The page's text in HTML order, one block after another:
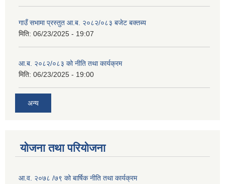
गाउँ सभामा प्रस्तुत आ.ब. २०८२/०८३ बजेट बक्तब्य
मिति: 06/23/2025 - 19:07
आ.ब. २०८२/०८३ को नीति तथा कार्यक्रम
मिति: 06/23/2025 - 19:00
अन्य
योजना तथा परियोजना
आ.व. २०७८ /७९ को बार्षिक नीति तथा कार्यक्रम